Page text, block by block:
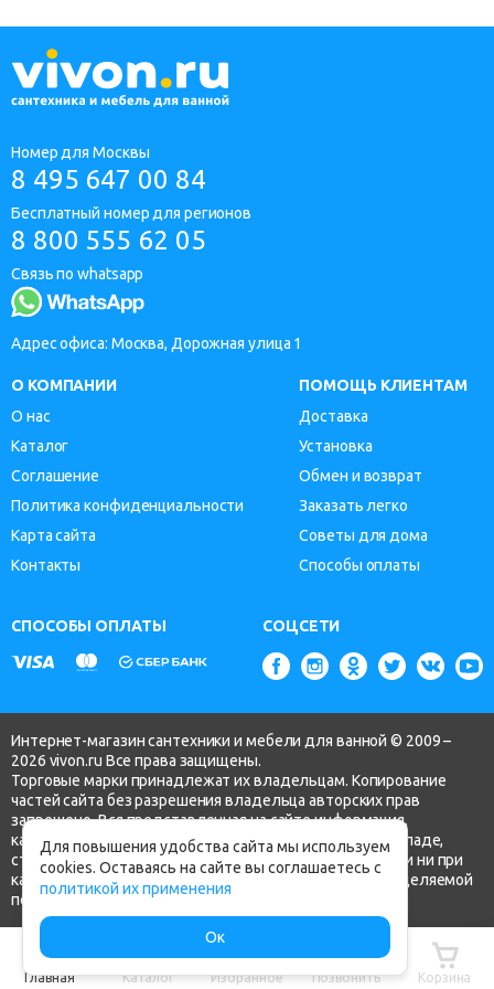
Главная Каталог Избранное Позвонить Корзина
Номер для Москвы
8 495 647 00 84
Бесплатный номер для регионов
8 800 555 62 05
Связь по whatsapp
Адрес офиса: Москва, Дорожная улица 1
О КОМПАНИИ
О нас
Каталог
Соглашение
Политика конфиденциальности
Карта сайта
Контакты
ПОМОЩЬ КЛИЕНТАМ
Доставка
Установка
Обмен и возврат
Заказать легко
Советы для дома
Способы оплаты
СПОСОБЫ ОПЛАТЫ СОЦСЕТИ
Интернет-магазин сантехники и мебели для ванной © 2009 –
2026 vivon.ru Все права защищены.
Торговые марки принадлежат их владельцам. Копирование
частей сайта без разрешения владельца авторских прав
запрещено. Вся представленная на сайте информация,
касающаяся технических характеристик, наличия на складе,
стоимости товаров, носит информационный характер и ни при
каких условиях не является публичной офертой, определяемой
положениями ч.2 ст. 437 Гражданского кодекса РФ.
Для повышения удобства сайта мы используем
cookies. Оставаясь на сайте вы соглашаетесь с
политикой их применения
Ок